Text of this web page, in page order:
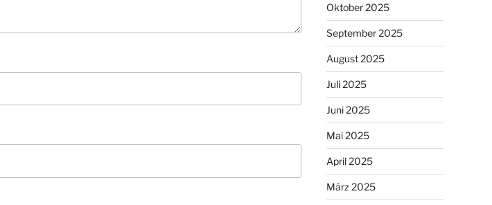
Oktober 2025
September 2025
August 2025
Juli 2025
Juni 2025
Mai 2025
April 2025
März 2025